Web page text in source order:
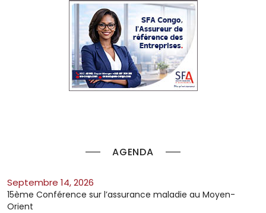
AGENDA
septembre 14, 2026
15ème Conférence sur l’assurance maladie au Moyen-
Orient